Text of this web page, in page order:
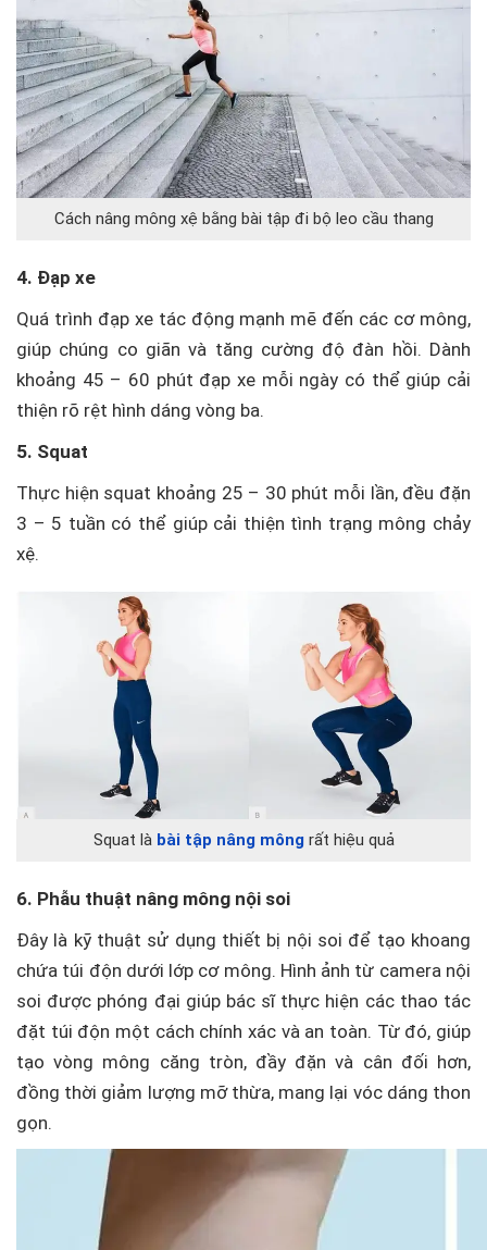
Cách nâng mông xệ bằng bài tập đi bộ leo cầu thang
4. Đạp xe
Quá trình đạp xe tác động mạnh mẽ đến các cơ mông,
giúp chúng co giãn và tăng cường độ đàn hồi. Dành
khoảng 45 – 60 phút đạp xe mỗi ngày có thể giúp cải
thiện rõ rệt hình dáng vòng ba.
5. Squat
Thực hiện squat khoảng 25 – 30 phút mỗi lần, đều đặn
3 – 5 tuần có thể giúp cải thiện tình trạng mông chảy
xệ.
Squat là bài tập nâng môngrất hiệu quả
6. Phẫu thuật nâng mông nội soi
Đây là kỹ thuật sử dụng thiết bị nội soi để tạo khoang
chứa túi độn dưới lớp cơ mông. Hình ảnh từ camera nội
soi được phóng đại giúp bác sĩ thực hiện các thao tác
đặt túi độn một cách chính xác và an toàn. Từ đó, giúp
tạo vòng mông căng tròn, đầy đặn và cân đối hơn,
đồng thời giảm lượng mỡ thừa, mang lại vóc dáng thon
gọn.